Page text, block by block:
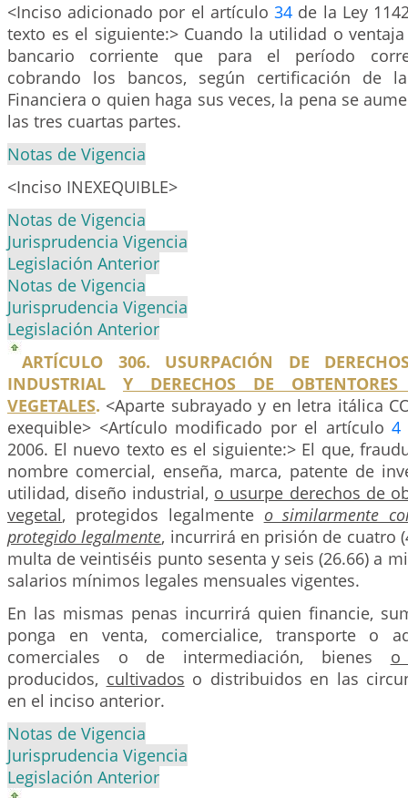
<Inciso adicionado por el artículo34 de la Ley
texto es el siguiente:> Cuando la utilidad o
bancario corriente que para el período
cobrando los bancos, según certificación de la
Financiera o quien haga sus veces, la pena se
las tres cuartas partes.
Notas de Vigencia
<Inciso INEXEQUIBLE>
Notas de Vigencia
Jurisprudencia Vigencia
Legislación Anterior
Notas de Vigencia
Jurisprudencia Vigencia
Legislación Anterior
ARTÍCULO 306. USURPACIÓN DE
INDUSTRIAL Y DERECHOS DE
VEGETALES. <Aparte subrayado y en letra itálica
exequible> <Artículo modificado por el artículo4
2006. El nuevo texto es el siguiente:> El que,
nombre comercial, enseña, marca, patente de
utilidad, diseño industrial, o usurpe derechos de
vegetal, protegidos legalmente o similarmente
protegido legalmente, incurrirá en prisión de cuatro
multa de veintiséis punto sesenta y seis (26.66) a
salarios mínimos legales mensuales vigentes.
En las mismas penas incurrirá quien financie,
ponga en venta, comercialice, transporte o
comerciales o de intermediación, bienes o
producidos, cultivados o distribuidos en las
en el inciso anterior.
Notas de Vigencia
Jurisprudencia Vigencia
Legislación Anterior